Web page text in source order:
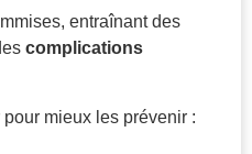
entraînant des
complications
pour mieux les prévenir :